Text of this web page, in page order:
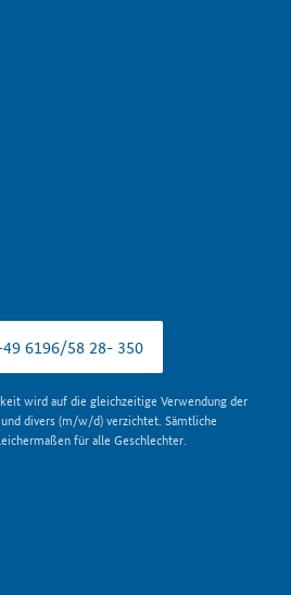
6196/58 28- 350
wird auf die gleichzeitige Verwendung der
divers (m/w/d) verzichtet. Sämtliche
für alle Geschlechter.